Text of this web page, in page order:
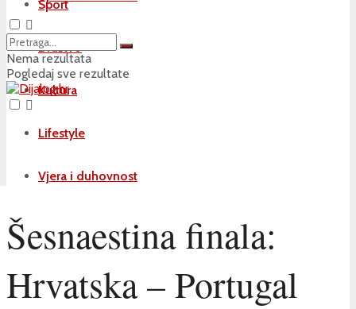
Sport
Društvo
Kultura
Lifestyle
Vjera i duhovnost
Nema rezultata
Pogledaj sve rezultate
Šesnaestina finala:
Hrvatska – Portugal